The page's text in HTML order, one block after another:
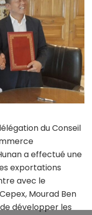
du Conseil
a effectué une
exportations
avec le
Mourad Ben
développer les